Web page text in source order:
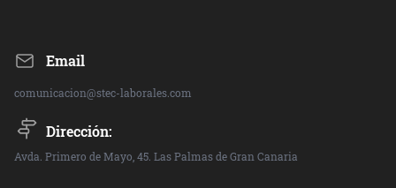
Email
comunicacion@stec-laborales.com
Dirección:
Avda. Primero de Mayo, 45. Las Palmas de Gran Canaria